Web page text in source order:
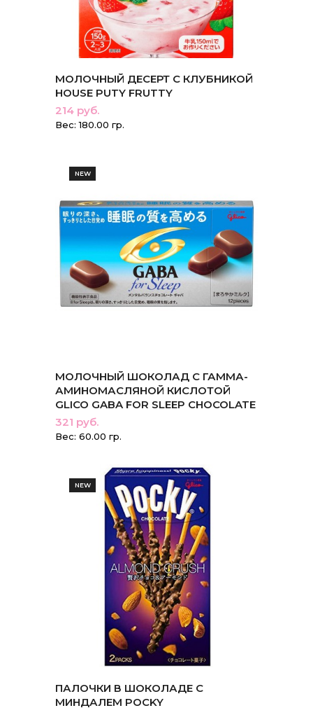
МОЛОЧНЫЙ ДЕСЕРТ С КЛУБНИКОЙ
HOUSE PUTY FRUTTY
214 руб.
Вес: 180.00 гр.
NEW
МОЛОЧНЫЙ ШОКОЛАД С ГАММА-
АМИНОМАСЛЯНОЙ КИСЛОТОЙ
GLICO GABA FOR SLEEP CHOCOLATE
321 руб.
Вес: 60.00 гр.
NEW
ПАЛОЧКИ В ШОКОЛАДЕ С
МИНДАЛЕМ POCKY